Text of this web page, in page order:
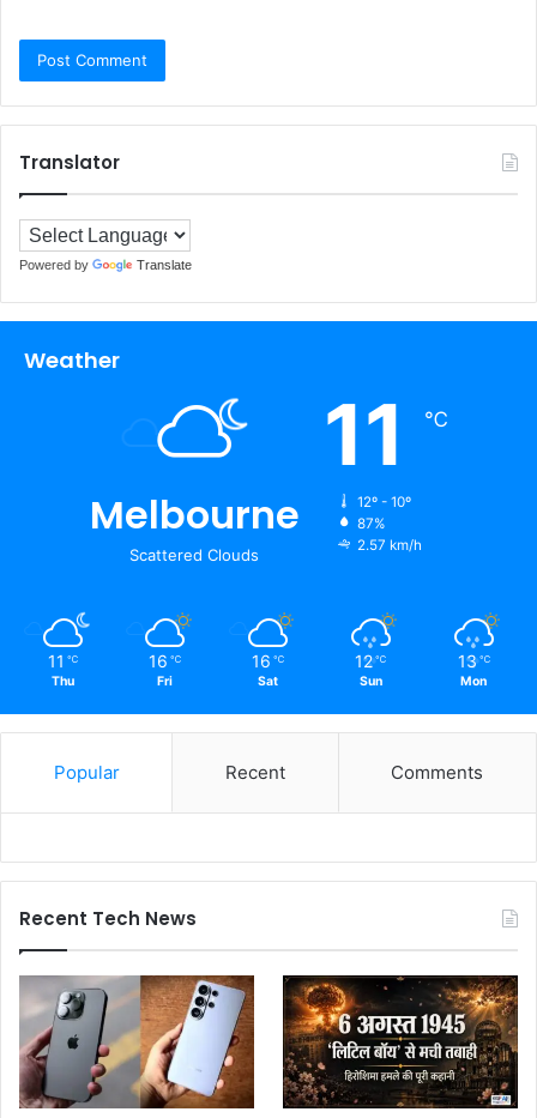
Translator
Powered by Translate
Weather
Melbourne
Scattered Clouds
11 ℃
12º - 10º
87%
2.57 km/h
11 ℃
Thu
16 ℃
Fri
16 ℃
Sat
12 ℃
Sun
13 ℃
Mon
Popular Recent Comments
Recent Tech News